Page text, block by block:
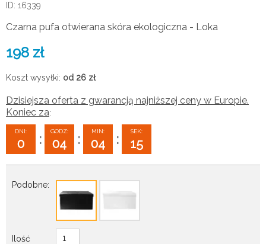
ID: 16339
Czarna pufa otwierana skóra ekologiczna - Loka
198 zł
Koszt wysyłki: od 26 zł
Dzisiejsza oferta z gwarancją najniższej ceny w Europie.
Koniec za:
DNI:
0 :
GODZ:
04 :
MIN:
04 :
SEK:
14
Podobne:
Ilość